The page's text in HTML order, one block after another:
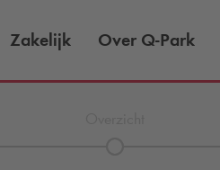
Zakelijk Over Q-Park